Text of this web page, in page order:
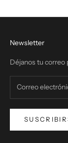
Newsletter
Déjanos tu correo